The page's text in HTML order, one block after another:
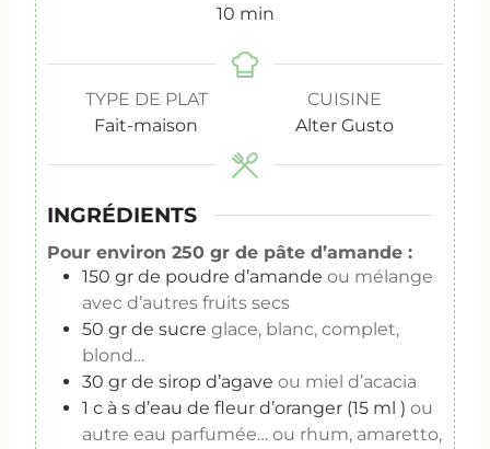
10m
n
s
min
TYPE DE PLAT
Fait-maison
CUISINE
Alter Gusto
INGRÉDIENTS
Pour environ 250 gr de pâte d’amande :
150 gr de poudre d’amande ou mélange
avec d’autres fruits secs
50 gr de sucre glace, blanc, complet,
blond…
30 gr de sirop d’agave ou miel d’acacia
1 c à s d’eau de fleur d’oranger (15 ml ) ou
autre eau parfumée… ou rhum, amaretto,